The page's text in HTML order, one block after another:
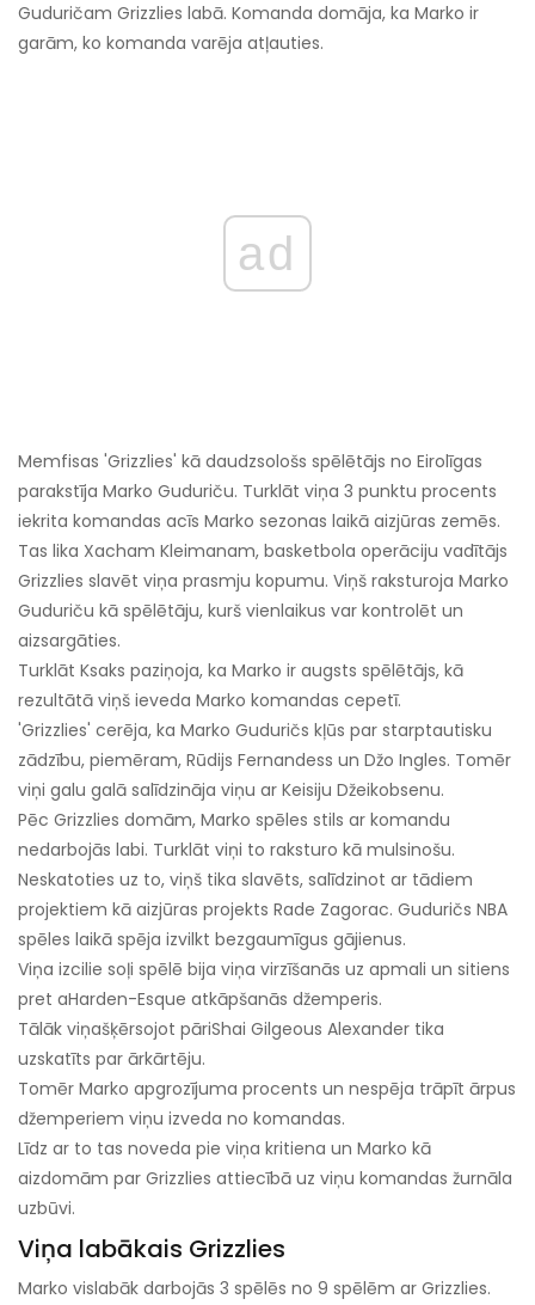
Guduričam Grizzlies labā. Komanda domāja, ka Marko ir
garām, ko komanda varēja atļauties.
ad
Memfisas 'Grizzlies' kā daudzsološs spēlētājs no Eirolīgas
parakstīja Marko Guduriču. Turklāt viņa 3 punktu procents
iekrita komandas acīs Marko sezonas laikā aizjūras zemēs.
Tas lika Xacham Kleimanam, basketbola operāciju vadītājs
Grizzlies slavēt viņa prasmju kopumu. Viņš raksturoja Marko
Guduriču kā spēlētāju, kurš vienlaikus var kontrolēt un
aizsargāties.
Turklāt Ksaks paziņoja, ka Marko ir augsts spēlētājs, kā
rezultātā viņš ieveda Marko komandas cepetī.
'Grizzlies' cerēja, ka Marko Guduričs kļūs par starptautisku
zādzību, piemēram, Rūdijs Fernandess un Džo Ingles. Tomēr
viņi galu galā salīdzināja viņu ar Keisiju Džeikobsenu.
Pēc Grizzlies domām, Marko spēles stils ar komandu
nedarbojās labi. Turklāt viņi to raksturo kā mulsinošu.
Neskatoties uz to, viņš tika slavēts, salīdzinot ar tādiem
projektiem kā aizjūras projekts Rade Zagorac. Guduričs NBA
spēles laikā spēja izvilkt bezgaumīgus gājienus.
Viņa izcilie soļi spēlē bija viņa virzīšanās uz apmali un sitiens
pret aHarden-Esque atkāpšanās džemperis.
Tālāk viņašķērsojot pāriShai Gilgeous Alexander tika
uzskatīts par ārkārtēju.
Tomēr Marko apgrozījuma procents un nespēja trāpīt ārpus
džemperiem viņu izveda no komandas.
Līdz ar to tas noveda pie viņa kritiena un Marko kā
aizdomām par Grizzlies attiecībā uz viņu komandas žurnāla
uzbūvi.
Viņa labākais Grizzlies
Marko vislabāk darbojās 3 spēlēs no 9 spēlēm ar Grizzlies.